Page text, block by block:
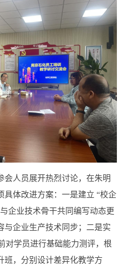
会人员展开热烈讨论，在朱明
具体改进方案：一是建立 “校企
企业技术骨干共同编写动态更
与企业生产技术同步；二是实
对学员进行基础能力测评，根
班，分别设计差异化教学方